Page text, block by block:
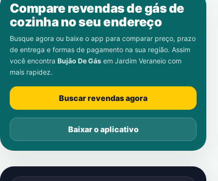
Compare revendas de gás de
cozinha no seu endereço
Busque agora ou baixe o app para comparar preço, prazo
de entrega e formas de pagamento na sua região. Assim
você encontra Bujão De Gás em Jardim Veraneio com
mais rapidez.
Buscar revendas agora
Baixar o aplicativo